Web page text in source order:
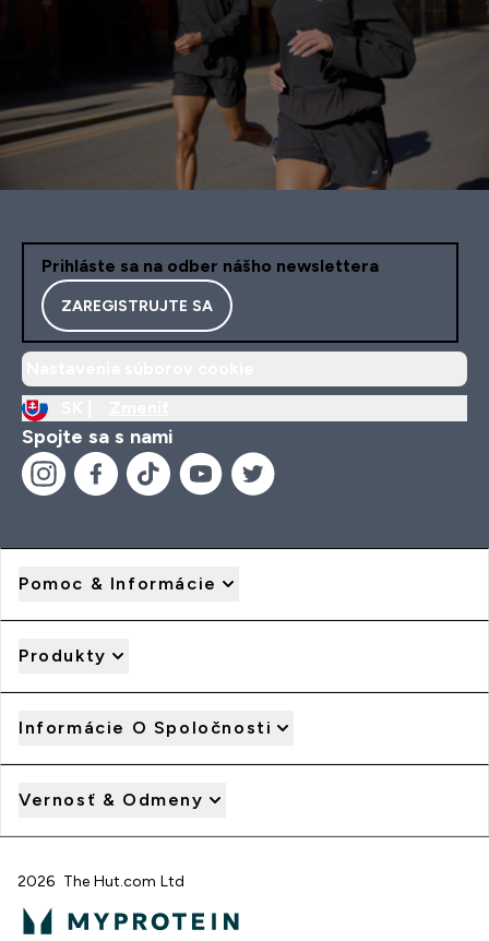
Prihláste sa na odber nášho newslettera
ZAREGISTRUJTE SA
Spojte sa s nami
Pomoc & Informácie
Produkty
Informácie O Spoločnosti
Vernosť & Odmeny
2026 The Hut.com Ltd